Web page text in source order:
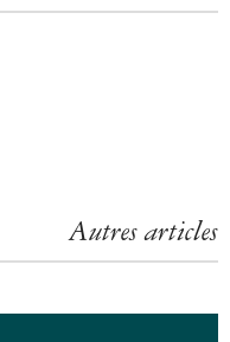
Autres articles